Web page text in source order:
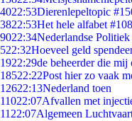
4022:53Dierenlepeltopic
3822:53Het hele alfabet
9022:34Nederlandse
522:32Hoeveel geld
1922:29de beheerder die mij
18522:22Post hier zo vaak
12622:13Nederland toen
11022:07Afvallen met
11 22:07Algemeen